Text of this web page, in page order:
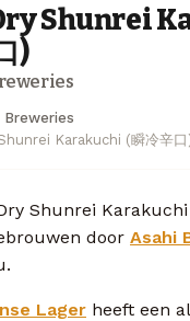
Shunrei
)
Breweries
Karakuchi (瞬冷辛口
Shunrei Karakuchi
door Asahi
Lager heeft een